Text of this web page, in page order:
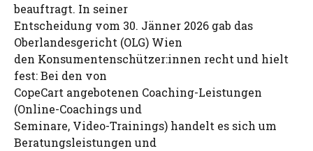
beauftragt. In seiner
Entscheidung vom 30. Jänner 2026 gab das
Oberlandesgericht (OLG) Wien
den Konsumentenschützer:innen recht und hielt
fest: Bei den von
CopeCart angebotenen Coaching-Leistungen
(Online-Coachings und
Seminare, Video-Trainings) handelt es sich um
Beratungsleistungen und